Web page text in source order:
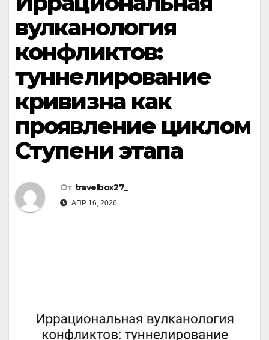
вулканология
конфликтов:
туннелирование
кривизна как
проявление циклом
Ступени этапа
От travelbox27_
АПР 16, 2026